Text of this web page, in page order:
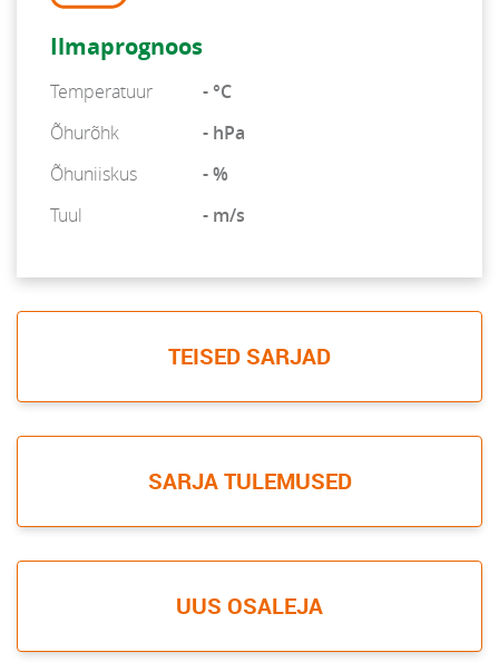
Ilmaprognoos
Temperatuur
- °C
Õhurõhk
- hPa
Õhuniiskus
- %
Tuul
- m/s
TEISED SARJAD
SARJA TULEMUSED
UUS OSALEJA